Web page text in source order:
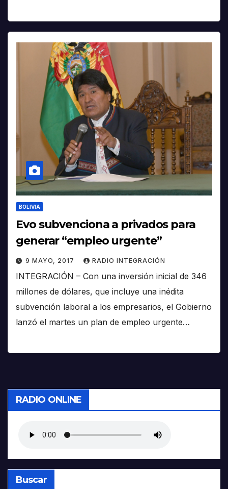
BOLIVIA
Evo subvenciona a privados para
generar “empleo urgente”
9 MAYO, 2017 RADIO INTEGRACIÓN
INTEGRACIÓN – Con una inversión inicial de 346
millones de dólares, que incluye una inédita
subvención laboral a los empresarios, el Gobierno
lanzó el martes un plan de empleo urgente…
RADIO ONLINE
Buscar